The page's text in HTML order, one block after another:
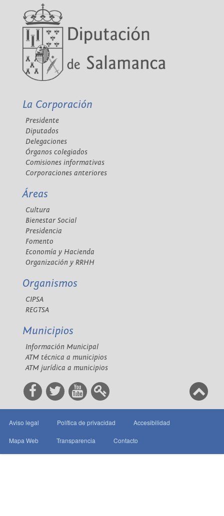
La Corporación
Presidente
Diputados
Delegaciones
Órganos colegiados
Comisiones informativas
Corporaciones anteriores
Áreas
Cultura
Bienestar Social
Presidencia
Fomento
Economía y Hacienda
Organización y RRHH
Organismos
CIPSA
REGTSA
Municipios
Información Municipal
ATM técnica a municipios
ATM jurídica a municipios
Aviso legal Política de privacidad Accesibilidad
Mapa Web Transparencia Contacto